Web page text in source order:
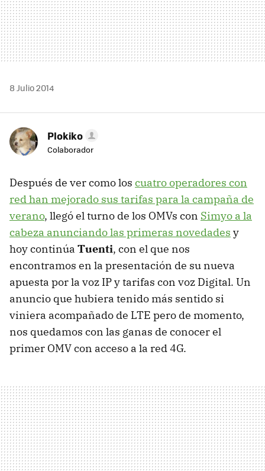
8 Julio 2014
Plokiko
Colaborador
Después de ver como los cuatro operadores con
red han mejorado sus tarifas para la campaña de
verano, llegó el turno de los OMVs con Simyo a la
cabeza anunciando las primeras novedades y
hoy continúa Tuenti, con el que nos
encontramos en la presentación de su nueva
apuesta por la voz IP y tarifas con voz Digital. Un
anuncio que hubiera tenido más sentido si
viniera acompañado de LTE pero de momento,
nos quedamos con las ganas de conocer el
primer OMV con acceso a la red 4G.